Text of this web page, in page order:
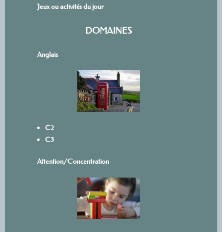
Jeux ou activités du jour
DOMAINES
Anglais
C2
C3
Attention/Concentration